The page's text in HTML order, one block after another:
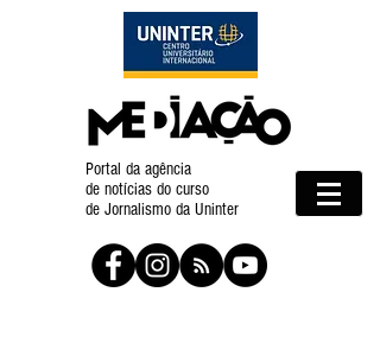
Portal da agência
de notícias do curso
de Jornalismo da Uninter